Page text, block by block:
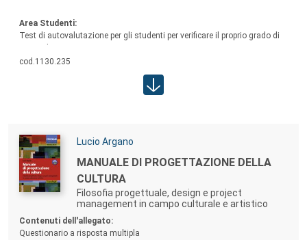
Area Studenti:
Test di autovalutazione per gli studenti per verificare il proprio grado di
cod. 1130.235
Autori:
Lucio Argano
TITOLO:
MANUALE DI PROGETTAZIONE DELLA
CULTURA
Filosofia progettuale, design e project
management in campo culturale e artistico
Contenuti allegato:
Contenuti dell'allegato:
Questionario a risposta multipla